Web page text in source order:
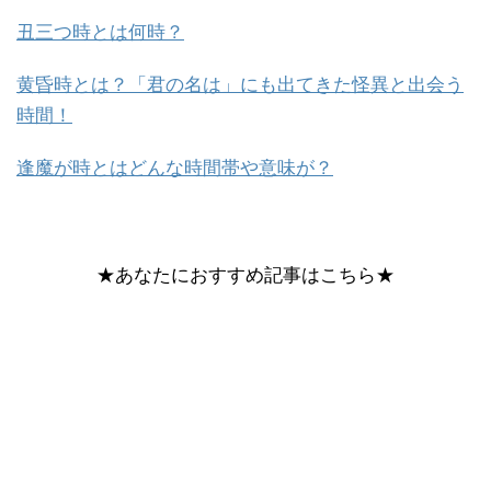
丑三つ時とは何時？
黄昏時とは？「君の名は」にも出てきた怪異と出会う
時間！
逢魔が時とはどんな時間帯や意味が？
★あなたにおすすめ記事はこちら★